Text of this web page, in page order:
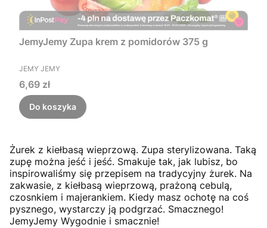
JemyJemy Zupa krem z pomidorów 375 g
PRODUCENT
JEMY JEMY
Cena
6,69 zł
Do koszyka
Żurek z kiełbasą wieprzową. Zupa sterylizowana. Taką
zupę można jeść i jeść. Smakuje tak, jak lubisz, bo
inspirowaliśmy się przepisem na tradycyjny żurek. Na
zakwasie, z kiełbasą wieprzową, prażoną cebulą,
czosnkiem i majerankiem. Kiedy masz ochotę na coś
pysznego, wystarczy ją podgrzać. Smacznego!
JemyJemy Wygodnie i smacznie!